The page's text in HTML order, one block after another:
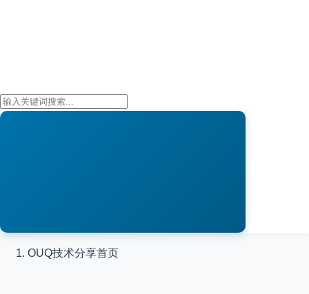
OUQ技术分享首页